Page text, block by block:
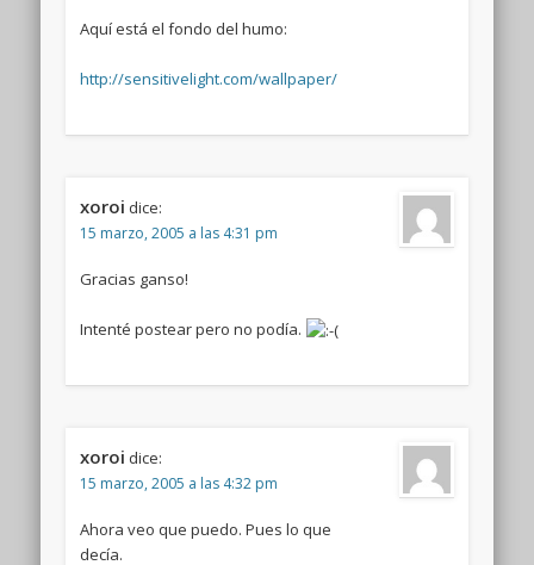
Aquí está el fondo del humo:
http://sensitivelight.com/wallpaper/
xoroi dice:
15 marzo, 2005 a las 4:31 pm
Gracias ganso!
Intenté postear pero no podía.
xoroi dice:
15 marzo, 2005 a las 4:32 pm
Ahora veo que puedo. Pues lo que
decía.